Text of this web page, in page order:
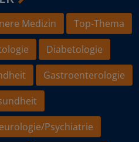
Medizin
Top-Thema
Diabetologie
Gastroenterologie
Psychiatrie